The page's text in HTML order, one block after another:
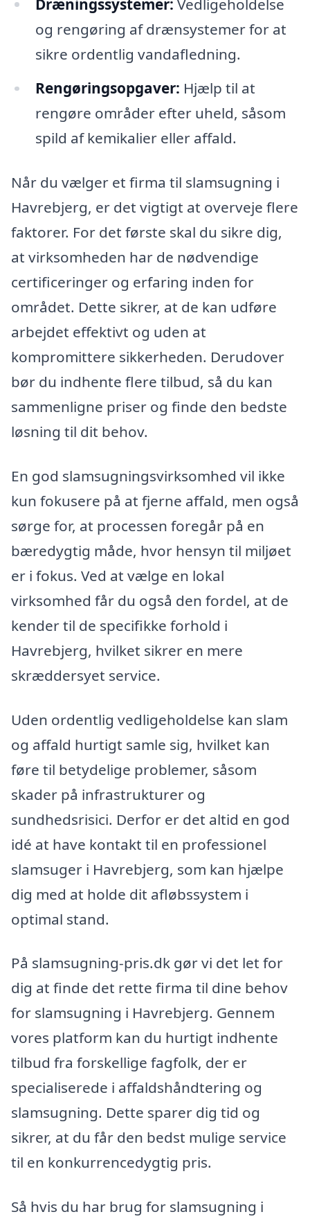
Dræningssystemer: Vedligeholdelse
og rengøring af drænsystemer for at
sikre ordentlig vandafledning.
Rengøringsopgaver: Hjælp til at
rengøre områder efter uheld, såsom
spild af kemikalier eller affald.
Når du vælger et firma til slamsugning i
Havrebjerg, er det vigtigt at overveje flere
faktorer. For det første skal du sikre dig,
at virksomheden har de nødvendige
certificeringer og erfaring inden for
området. Dette sikrer, at de kan udføre
arbejdet effektivt og uden at
kompromittere sikkerheden. Derudover
bør du indhente flere tilbud, så du kan
sammenligne priser og finde den bedste
løsning til dit behov.
En god slamsugningsvirksomhed vil ikke
kun fokusere på at fjerne affald, men også
sørge for, at processen foregår på en
bæredygtig måde, hvor hensyn til miljøet
er i fokus. Ved at vælge en lokal
virksomhed får du også den fordel, at de
kender til de specifikke forhold i
Havrebjerg, hvilket sikrer en mere
skræddersyet service.
Uden ordentlig vedligeholdelse kan slam
og affald hurtigt samle sig, hvilket kan
føre til betydelige problemer, såsom
skader på infrastrukturer og
sundhedsrisici. Derfor er det altid en god
idé at have kontakt til en professionel
slamsuger i Havrebjerg, som kan hjælpe
dig med at holde dit afløbssystem i
optimal stand.
På slamsugning-pris.dk gør vi det let for
dig at finde det rette firma til dine behov
for slamsugning i Havrebjerg. Gennem
vores platform kan du hurtigt indhente
tilbud fra forskellige fagfolk, der er
specialiserede i affaldshåndtering og
slamsugning. Dette sparer dig tid og
sikrer, at du får den bedst mulige service
til en konkurrencedygtig pris.
Så hvis du har brug for slamsugning i